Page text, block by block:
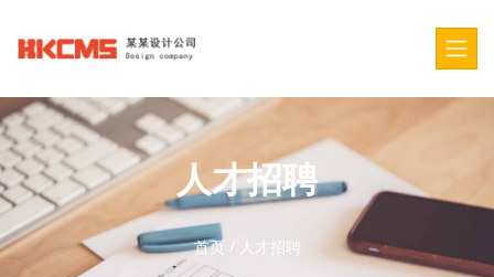
人才招聘
首页 / 人才招聘